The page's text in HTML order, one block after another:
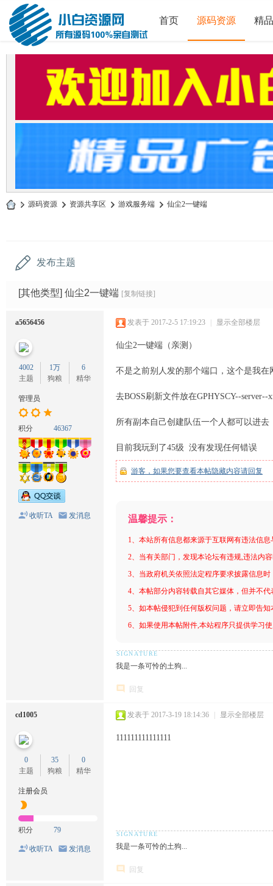
首页 源码资源 精
» 源码资源 › 资源共享区 › 游戏服务端 › 仙尘2一键端
发布主题
[其他类型] 仙尘2一键端 [复制链接]
a5656456
4002
主题
1万
狗粮
6
精华
管理员
积分 46367
收听TA 发消息
发表于 2017-2-5 17:19:23 | 显示全部楼层
仙尘2一键端（亲测）
不是之前别人发的那个端口，这个是我
去BOSS刷新文件放在GPHYSCY--
所有副本自己创建队伍一个人都可以进去
目前我玩到了45级 没有发现任何错误
游客，如果您要查看本帖隐藏内容请回复
温馨提示：
1、本站所有信息都来源于互联网有违法信
2、当有关部门，发现本论坛有违规,违法内
3、当政府机关依照法定程序要求披露信息
4、本帖部分内容转载自其它媒体，但并不
5、如本帖侵犯到任何版权问题，请立即告
6、如果使用本帖附件,本站程序只提供学习
我是一条可怜的土狗...
回复
cd1005
0
主题
35
狗粮
0
精华
注册会员
积分 79
收听TA 发消息
发表于 2017-3-19 18:14:36 | 显示全部楼层
111111111111111
我是一条可怜的土狗...
回复